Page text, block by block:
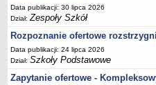
Rejestry, ewidencje, archiwa
Kontrole
PONOWNE
Sprawozdania
Deklaracja dostępności
Data publikacji: 30 lipca 2026
Dział:Zespoły Szkół
Rozpoznanie ofertowe
Data publikacji: 24 lipca 2026
Dział:Szkoły Podstawowe
Zapytanie ofertowe -